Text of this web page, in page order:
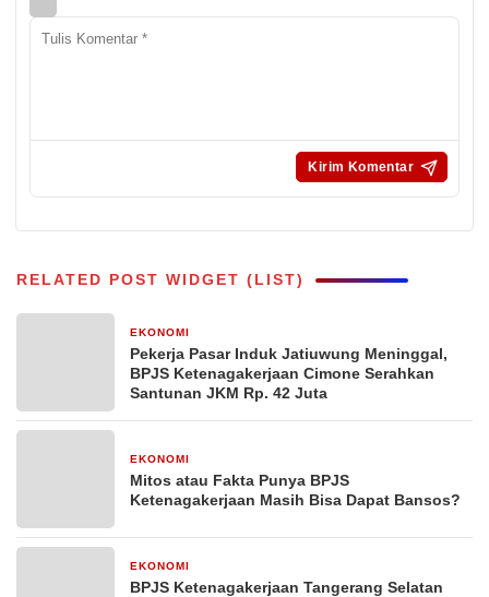
RELATED POST WIDGET (LIST)
EKONOMI
Pekerja Pasar Induk Jatiuwung Meninggal,
BPJS Ketenagakerjaan Cimone Serahkan
Santunan JKM Rp. 42 Juta
EKONOMI
Mitos atau Fakta Punya BPJS
Ketenagakerjaan Masih Bisa Dapat Bansos?
EKONOMI
BPJS Ketenagakerjaan Tangerang Selatan